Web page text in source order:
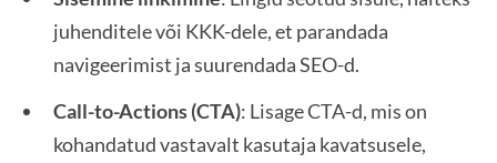
juhenditele või KKK-dele, et parandada
navigeerimist ja suurendada SEO-d.
Call-to-Actions (CTA): Lisage CTA-d, mis on
kohandatud vastavalt kasutaja kavatsusele,